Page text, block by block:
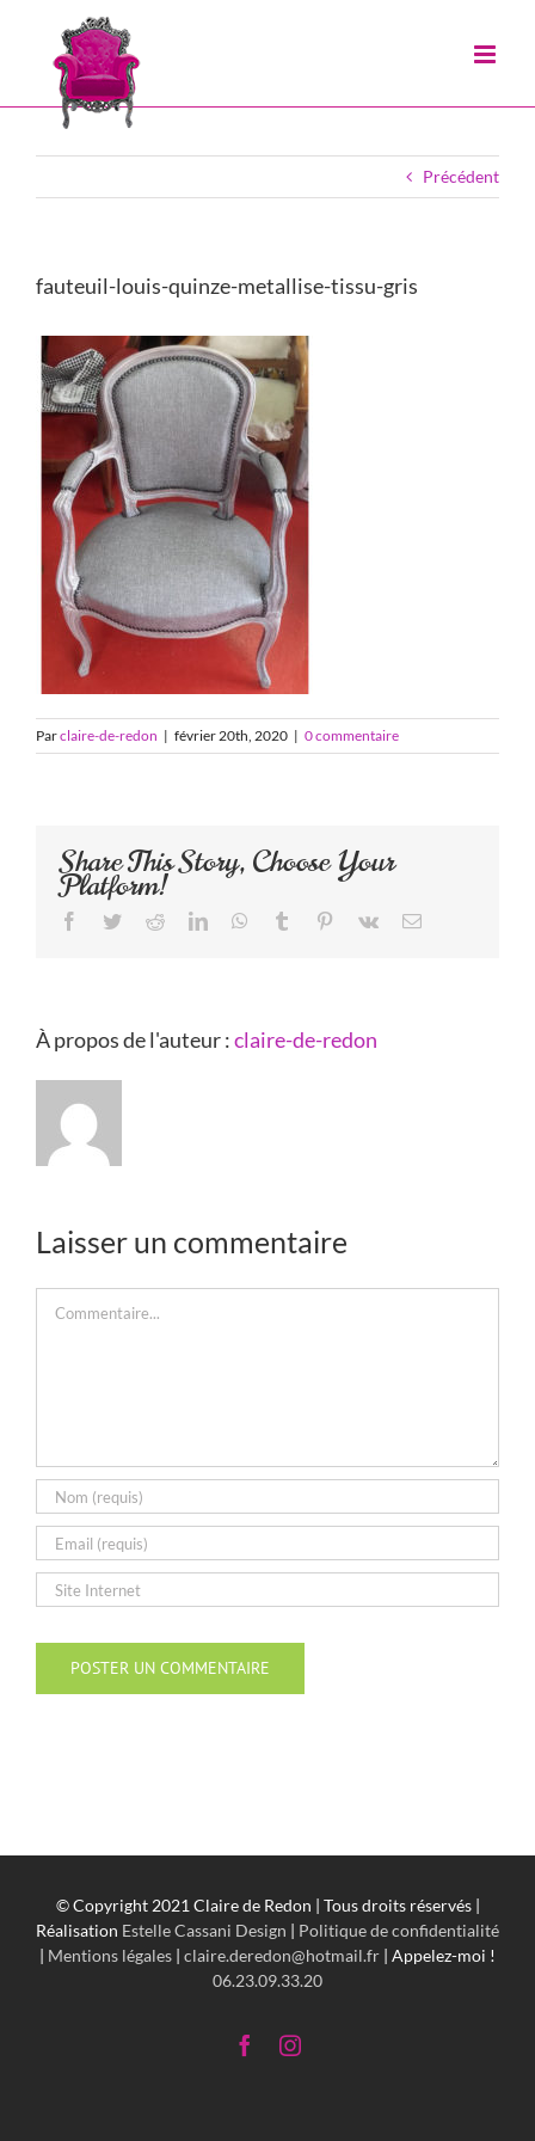
contenu
Précédent
fauteuil-louis-quinze-metallise-tissu-gris
Parclaire-de-redon | février 20th, 2020 | 0 commentaire
Share This Story, Choose Your
Platform!
Facebook
TwitterRedditLinkedInWhatsApp
Tumblr Pinterest
Vk Email
À propos de l'auteur :claire-de-redon
Laisser un commentaire
© Copyright 2021 Claire de Redon | Tous droits réservés |
Réalisation Estelle Cassani Design | Politique de confidentialité
| Mentions légales | claire.deredon@hotmail.fr | Appelez-moi !
06.23.09.33.20
FacebookInstagram